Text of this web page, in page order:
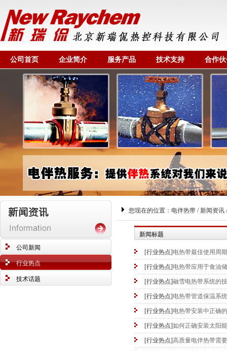
公司首页 企业简介 服务产品 技术支持 合作
公司新闻
行业热点
技术话题
您现在的位置： 电伴热带 /新闻资讯
新闻标题
[行业热点]电热带最佳使用周
[行业热点]电热带应用于食油
[行业热点]融雪电热带系统的
[行业热点]电热带管道保温系
[行业热点]电热带安装中正确
[行业热点]如何正确安装太阳
[行业热点]高质量电伴热带需